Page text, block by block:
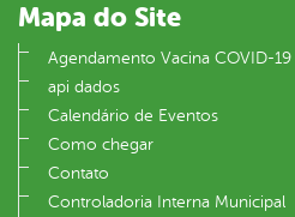
Mapa do Site
Agendamento Vacina COVID-19
api dados
Calendário de Eventos
Como chegar
Contato
Controladoria Interna Municipal